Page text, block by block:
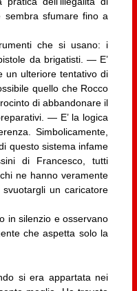
sfumare fino a
che si usano: i
da brigatisti. — E’
un ulteriore tentativo di
quello che Rocco
di abbandonare il
— E’ la logica
Simbolicamente,
questo sistema infame
di Francesco, tutti
ne hanno veramente
un caricatore
in silenzio e osservano
che aspetta solo la
si era appartata nei